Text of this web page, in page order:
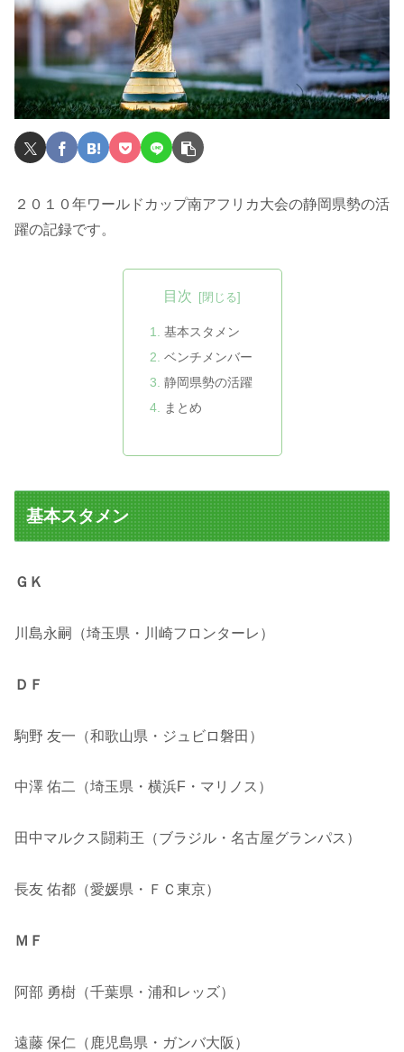
２０１０年ワールドカップ南アフリカ大会の静岡県勢の活
躍の記録です。
目次
基本スタメン
ベンチメンバー
静岡県勢の活躍
まとめ
基本スタメン
ＧＫ
川島永嗣（埼玉県・川崎フロンターレ）
ＤＦ
駒野 友一（和歌山県・ジュビロ磐田）
中澤 佑二（埼玉県・横浜F・マリノス）
田中マルクス闘莉王（ブラジル・名古屋グランパス）
長友 佑都（愛媛県・ＦＣ東京）
ＭＦ
阿部 勇樹（千葉県・浦和レッズ）
遠藤 保仁（鹿児島県・ガンバ大阪）